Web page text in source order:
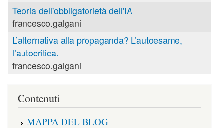
Teoria dell'obbligatorietà dell'IA
francesco.galgani
L’alternativa alla propaganda? L’autoesame,
l’autocritica.
francesco.galgani
Contenuti
MAPPA DEL BLOG